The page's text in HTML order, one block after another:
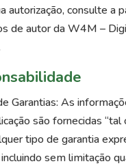
autorização, consulte a
de autor da W4M –
Garantias: As
são fornecidas “tal
tipo de garantia
sem limitação